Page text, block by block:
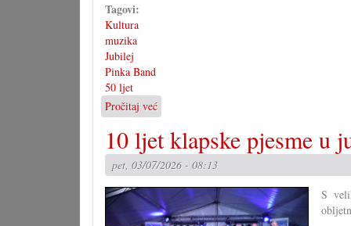
Tagovi:
Kultura
muzika
Jubilej
Pinka Band
50 ljet
Pročitaj već
50
ljet
muzika
za
zabav
10 ljet klapske pjesme u
pet, 03/07/2026 - 08:13
S